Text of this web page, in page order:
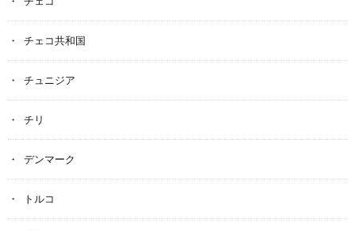
チェコ共和国
チュニジア
チリ
デンマーク
トルコ